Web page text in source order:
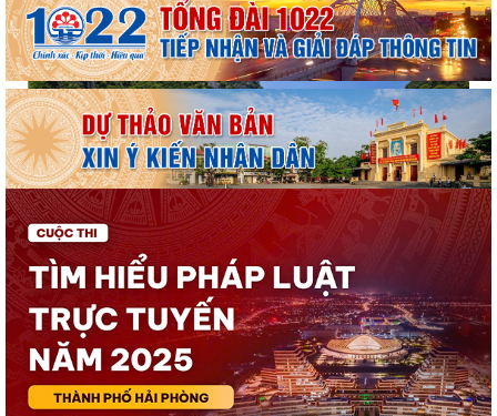
tháng 7, triển khai nhiệm vụ...
Đặc khu Cát Hải đẩy mạnh chuyển đổi số, thúc đẩy thanh toán
không dùng tiền mặt trong lĩnh vực du...